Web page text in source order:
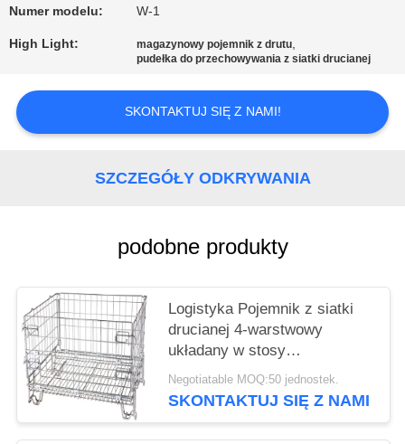
PRIVACY
POLICY
Numer modelu: W-1
High Light: magazynowy pojemnik z drutu,
pudełka do przechowywania z siatki drucianej
SKONTAKTUJ SIĘ Z NAMI!
SZCZEGÓŁY ODKRYWANIA
podobne produkty
Logistyka Pojemnik z siatki
drucianej 4-warstwowy
układany w stosy
Oszczędność miejsca
Wysoka widoczność dzięki
stopom typu europejskiego
Negotiatable MOQ:50 jednostek.
SKONTAKTUJ SIĘ Z NAMI